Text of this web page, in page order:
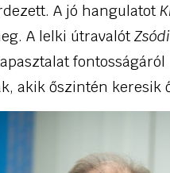
A jó hangulatot
A lelki útravalót
akik őszintén keresik